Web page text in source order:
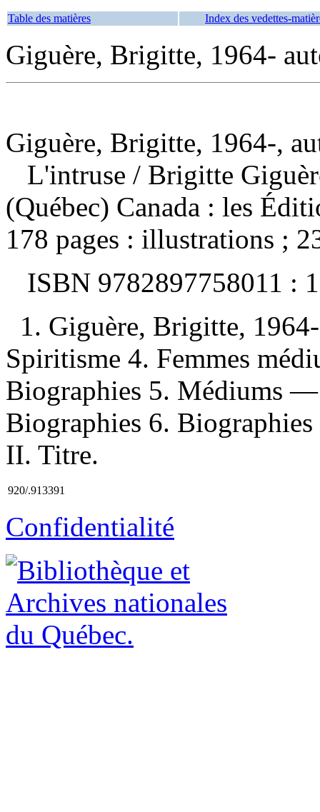
Table des matières Index des vedettes-
Giguère, Brigitte, 1964-
Giguère, Brigitte, 1964-,
L'intruse / Brigitte
(Québec) Canada : les
178 pages : illustrations ;
ISBN 9782897758011 :
1. Giguère, Brigitte,
Spiritisme 4. Femmes
Biographies 5. Médiums
Biographies 6.
II. Titre.
920/.913391
Confidentialité